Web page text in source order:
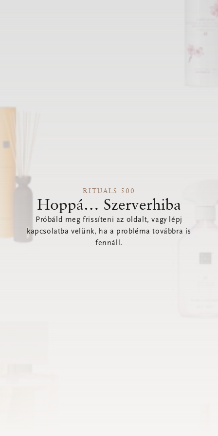
RITUALS 500
Hoppá… Szerverhiba
Próbáld meg frissíteni az oldalt, vagy lépj
kapcsolatba velünk, ha a probléma továbbra is
fennáll.